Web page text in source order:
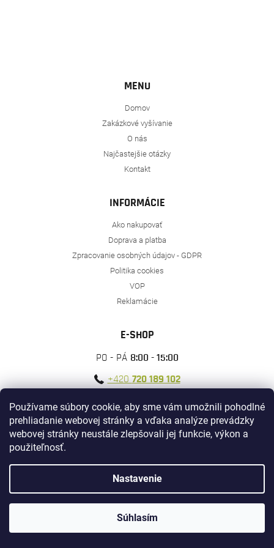
Používame súbory cookie, aby sme vám umožnili pohodlné
prehliadanie webovej stránky a vďaka analýze prevádzky
webovej stránky neustále zlepšovali jej funkcie, výkon a
použiteľnosť.
Nastavenie
Súhlasím
MENU
Domov
Zakázkové vyšívanie
O nás
Najčastejšie otázky
Kontakt
INFORMÁCIE
Ako nakupovať
Doprava a platba
Zpracovanie osobných údajov - GDPR
Politika cookies
VOP
Reklamácie
E-SHOP
PO - PÁ 8:00 - 15:00
+420 720 189 102
PREDAJŇA
PO - PÁ9:00 - 17:00
+420703 005 016